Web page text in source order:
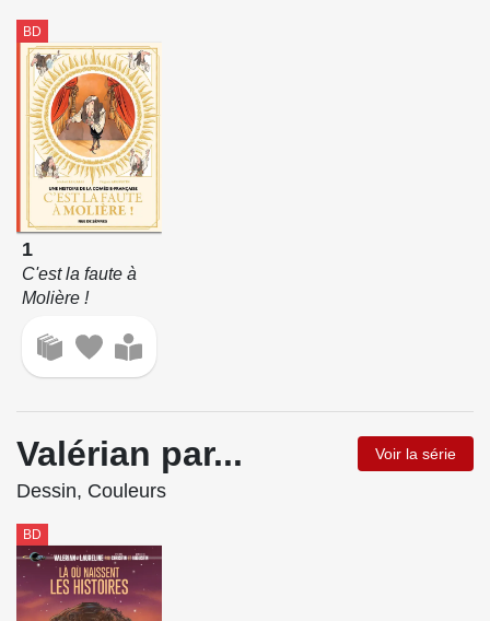
BD
1
C'est la faute à
Molière !
Valérian par... Voir la série
Dessin, Couleurs
BD